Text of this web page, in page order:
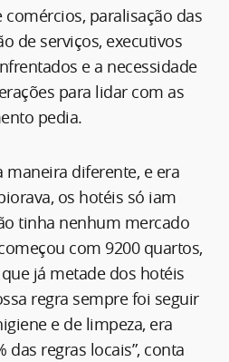
paralisação das
de serviços, executivos
e a necessidade
para lidar com as
pedia.
maneira diferente, e era
os hotéis só iam
tinha nenhum mercado
com 9200 quartos,
já metade dos hotéis
regra sempre foi seguir
e de limpeza, era
das regras locais”, conta